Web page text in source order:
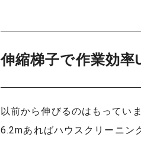
伸縮梯子で作業効率
以前から伸びるのはもってい
6.2mあればハウスクリーニン